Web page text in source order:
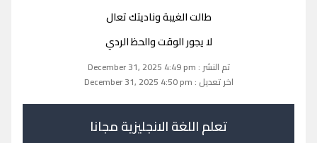
طالت الغيبة وناديتك تعال
لا يجور الوقت والحظ الردي
تم النشر : December 31, 2025 4:49 pm
اخر تعديل : December 31, 2025 4:50 pm
تعلم اللغة الانجليزية مجانا